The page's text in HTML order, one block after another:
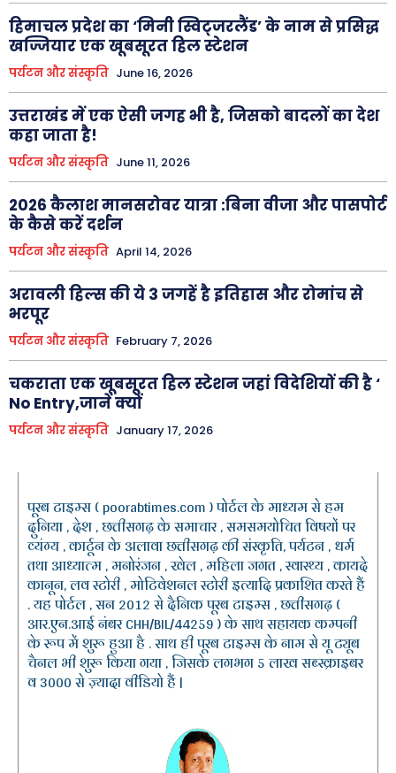
हिमाचल प्रदेश का ‘मिनी स्विट्जरलैंड’ के नाम से प्रसिद्ध
खज्जियार एक खूबसूरत हिल स्टेशन
पर्यटन और संस्कृति June 16, 2026
उत्तराखंड में एक ऐसी जगह भी है, जिसको बादलों का देश
कहा जाता है!
पर्यटन और संस्कृति June 11, 2026
2026 कैलाश मानसरोवर यात्रा :बिना वीजा और पासपोर्ट
के कैसे करें दर्शन
पर्यटन और संस्कृति April 14, 2026
अरावली हिल्स की ये 3 जगहें है इतिहास और रोमांच से
भरपूर
पर्यटन और संस्कृति February 7, 2026
चकराता एक खूबसूरत हिल स्टेशन जहां विदेशियों की है ‘
No Entry,जानें क्यों
पर्यटन और संस्कृति January 17, 2026
पूरब टाइम्स ( poorabtimes.com ) पोर्टल के माध्यम से हम
दुनिया , देश , छत्तीसगढ़ के समाचार , समसमयोचित विषयों पर
व्यंग्य , कार्टून के अलावा छत्तीसगढ़ की संस्कृति, पर्यटन , धर्म
तथा आध्यात्म , मनोरंजन , खेल , महिला जगत , स्वास्थ्य , कायदे
कानून, लव स्टोरी , मोटिवेशनल स्टोरी इत्यादि प्रकाशित करते हैं
. यह पोर्टल , सन 2012 से दैनिक पूरब टाइम्स , छत्तीसगढ़ (
आर.एन.आई नंबर CHH/BIL/44259 ) के साथ सहायक कम्पनी
के रूप में शुरू हुआ है . साथ ही पूरब टाइम्स के नाम से यू ट्यूब
चैनल भी शुरू किया गया , जिसके लगभग 5 लाख सब्स्क्राइबर
व 3000 से ज़्यादा वीडियो हैं |